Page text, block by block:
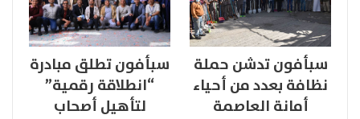
سبأفون تدشن حملة
نظافة بعدد من أحياء
أمانة العاصمة
سبأفون تطلق مبادرة
“انطلاقة رقمية”
لتأهيل أصحاب